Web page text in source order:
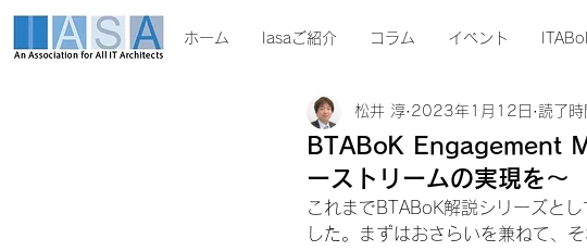
ホーム Iasaご紹介 コラム イベント
BTABoK Engagement
ーストリームの実現を～
松井 淳 2023年1月12日 読了
これまでBTABoK解説シリーズと
した。まずはおさらいを兼ねて、